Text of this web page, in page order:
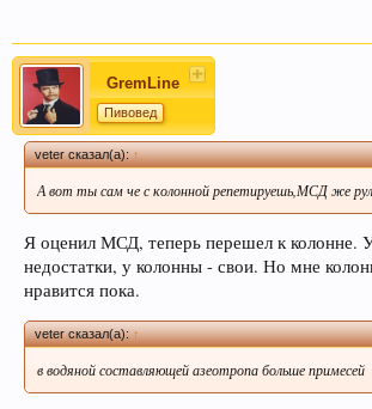
GremLine
Пивовед
veter сказал(а):↑
А вот ты сам че с колонной репетируешь,МСД же
Я оценил МСД, теперь перешел к колонне.
недостатки, у колонны - свои. Но мне
нравится пока.
veter сказал(а):↑
в водяной составляющей азеотропа больше примесей